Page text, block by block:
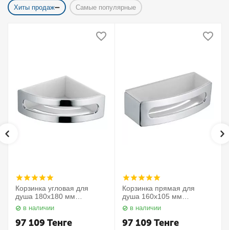
Хиты продаж Самые популярные
Корзинка угловая для
душа 180х180 мм
Elegance 11657010000
Keuco
в наличии
97 109Тенге
Корзинка прямая для
душа 160х105 мм
Elegance 11658010000
Keuco
в наличии
97 109Тенге